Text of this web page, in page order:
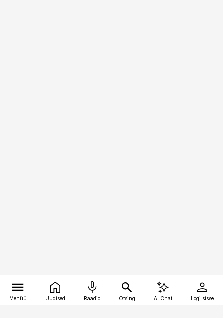
Menüü Uudised Raadio Otsing AI Chat Logi sisse